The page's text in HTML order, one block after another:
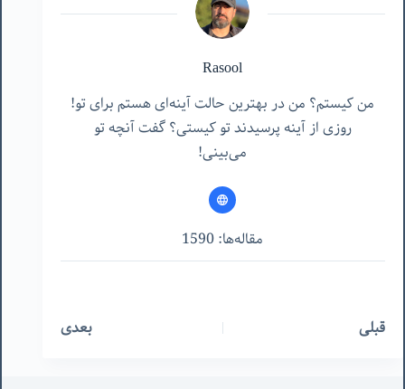
Rasool
من کیستم؟ من در بهترین حالت آینه‌ای هستم برای تو!
روزی از آینه پرسیدند تو کیستی؟ گفت آنچه تو
می‌بینی!
مقاله‌ها: 1590
قبلی بعدی